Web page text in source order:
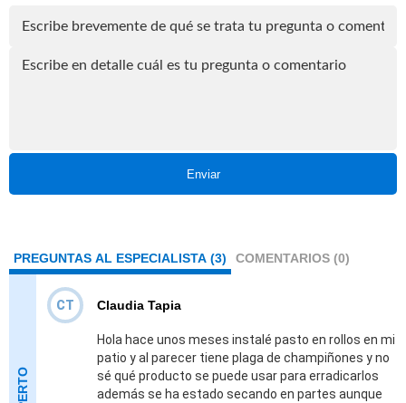
Enviar
PREGUNTAS AL ESPECIALISTA (3) COMENTARIOS (0)
CT Claudia Tapia
Hola hace unos meses instalé pasto en rollos en mi
patio y al parecer tiene plaga de champiñones y no
sé qué producto se puede usar para erradicarlos
además se ha estado secando en partes aunque